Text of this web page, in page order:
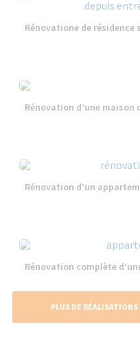
Rénovatione de résidence
Rénovation d’une
Rénovation d’un
Rénovation complète
PLUS DE